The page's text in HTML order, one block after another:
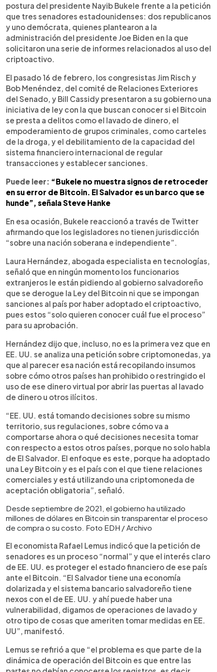
postura del presidente Nayib Bukele frente a la petición
que tres senadores estadounidenses: dos republicanos
y uno demócrata, quienes plantearon a la
administración del presidente Joe Biden en la que
solicitaron una serie de informes relacionados al uso del
criptoactivo.
El pasado 16 de febrero, los congresistas Jim Risch y
Bob Menéndez, del comité de Relaciones Exteriores
del Senado, y Bill Cassidy presentaron a su gobierno una
iniciativa de ley con la que buscan conocer si el Bitcoin
se presta a delitos como el lavado de dinero, el
empoderamiento de grupos criminales, como carteles
de la droga, y el debilitamiento de la capacidad del
sistema financiero internacional de regular
transacciones y establecer sanciones.
Puede leer: “Bukele no muestra signos de retroceder
en su error de Bitcoin. El Salvador es un barco que se
hunde”, señala Steve Hanke
En esa ocasión, Bukele reaccionó a través de Twitter
afirmando que los legisladores no tienen jurisdicción
“sobre una nación soberana e independiente”.
Laura Hernández, abogada especialista en tecnologías,
señaló que en ningún momento los funcionarios
extranjeros le están pidiendo al gobierno salvadoreño
que se derogue la Ley del Bitcoin ni que se impongan
sanciones al país por haber adoptado el criptoactivo,
pues estos “solo quieren conocer cuál fue el proceso”
para su aprobación.
Hernández dijo que, incluso, no es la primera vez que en
EE. UU. se analiza una petición sobre criptomonedas, ya
que al parecer esa nación está recopilando insumos
sobre cómo otros países han prohibido o restringido el
uso de ese dinero virtual por abrir las puertas al lavado
de dinero u otros ilícitos.
“EE. UU. está tomando decisiones sobre su mismo
territorio, sus regulaciones, sobre cómo va a
comportarse ahora o qué decisiones necesita tomar
con respecto a estos otros países, porque no solo habla
de El Salvador. El enfoque es este, porque ha adoptado
una Ley Bitcoin y es el país con el que tiene relaciones
comerciales y está utilizando una criptomoneda de
aceptación obligatoria”, señaló.
Desde septiembre de 2021, el gobierno ha utilizado
millones de dólares en Bitcoin sin transparentar el proceso
de compra o su costo. Foto EDH / Archivo
El economista Rafael Lemus indicó que la petición de
senadores es un proceso “normal” y que el interés claro
de EE. UU. es proteger el estado financiero de ese país
ante el Bitcoin. “El Salvador tiene una economía
dolarizada y el sistema bancario salvadoreño tiene
nexos con el de EE. UU. y ahí puede haber una
vulnerabilidad, digamos de operaciones de lavado y
otro tipo de cosas que ameriten tomar medidas en EE.
UU”, manifestó.
Lemus se refirió a que “el problema es que parte de la
dinámica de operación del Bitcoin es que entre las